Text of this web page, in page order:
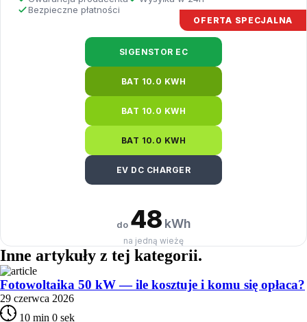
Bezpieczne płatności
OFERTA SPECJALNA
SIGENSTOR EC
BAT 10.0 KWH
BAT 10.0 KWH
BAT 10.0 KWH
EV DC CHARGER
do 48 kWh
na jedną wieżę
Inne artykuły z tej kategorii.
Fotowoltaika 50 kW — ile kosztuje i komu się opłaca?
29 czerwca 2026
10 min 0 sek